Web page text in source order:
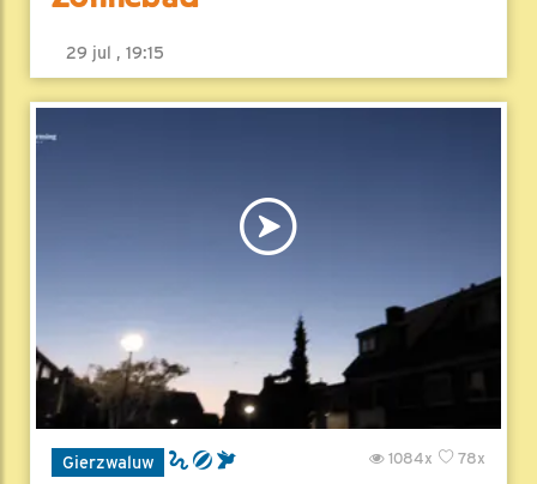
29 jul , 19:15
Gierzwaluw 78x
1084x